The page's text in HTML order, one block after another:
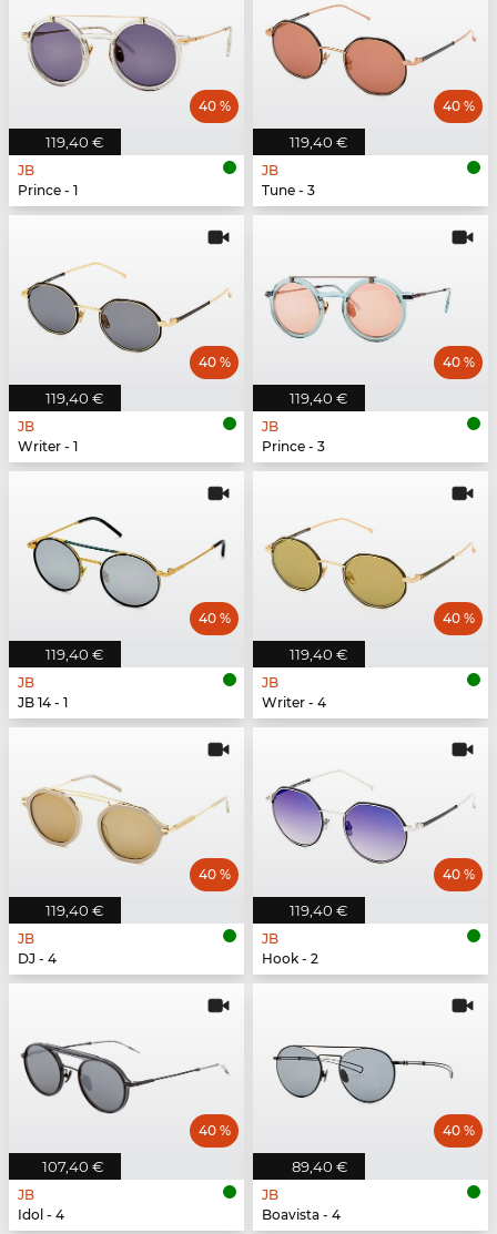
119,40 €
40 %
JB
Prince - 1
119,40 €
40 %
JB
Tune - 3
119,40 €
40 %
JB
Writer - 1
119,40 €
40 %
JB
Prince - 3
119,40 €
40 %
JB
JB 14 - 1
119,40 €
40 %
JB
Writer - 4
119,40 €
40 %
JB
DJ - 4
119,40 €
40 %
JB
Hook - 2
107,40 €
40 %
JB
Idol - 4
89,40 €
40 %
JB
Boavista - 4